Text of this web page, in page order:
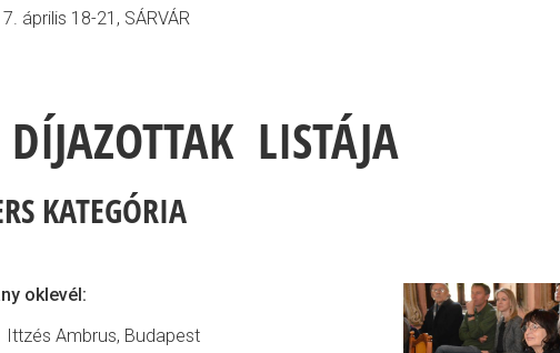
április 18-21, SÁRVÁR
LISTÁJA
KATEGÓRIA
oklevél:
Ittzés Ambrus, Budapest